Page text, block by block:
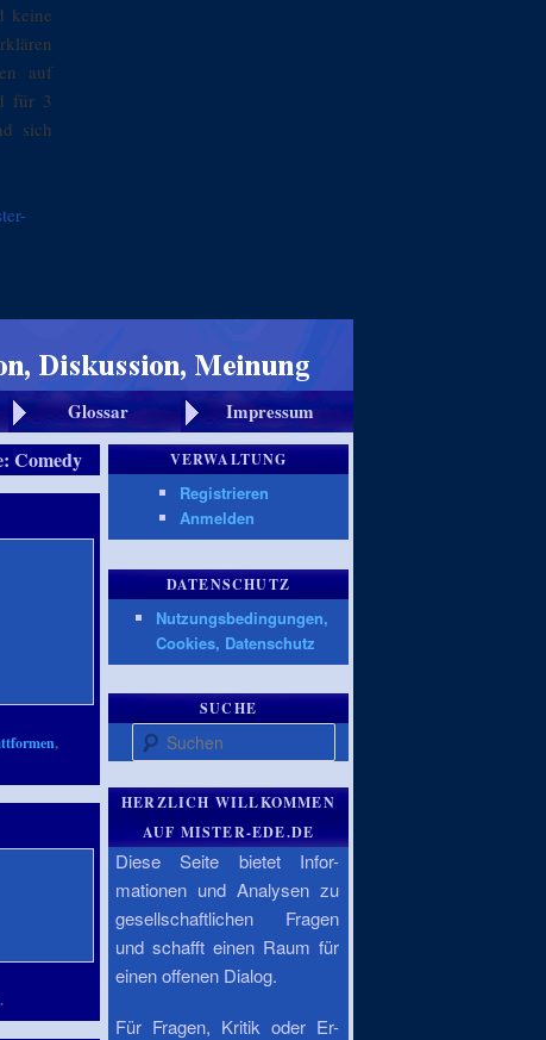
keine
auf
für 3
sich
Glossar
Impressum
Comedy
,
.
VERWALTUNG
Registrieren
Anmelden
DATENSCHUTZ
Nutzungsbedingungen,
Cookies, Datenschutz
SUCHE
Suchen
HERZLICH WILLKOMMEN
AUF MISTER-EDE.DE
Diese Seite bietet Infor-
mationen und Analysen zu
gesellschaftlichen Fragen
und schafft einen Raum für
einen offenen Dialog.
Für Fragen, Kritik oder Er-